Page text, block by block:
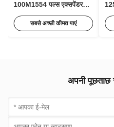
100M1554 पल्स एक्सपेंडर
सबसे अच्छी कीमत पाएं
अपनी पूछताछ